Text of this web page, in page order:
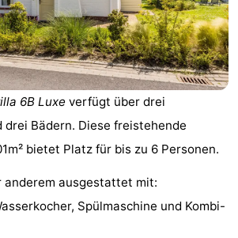
6B Luxe verfügt über drei
drei Bädern. Diese freistehende
bietet Platz für bis zu 6 Personen.
anderem ausgestattet mit:
Spülmaschine und Kombi-